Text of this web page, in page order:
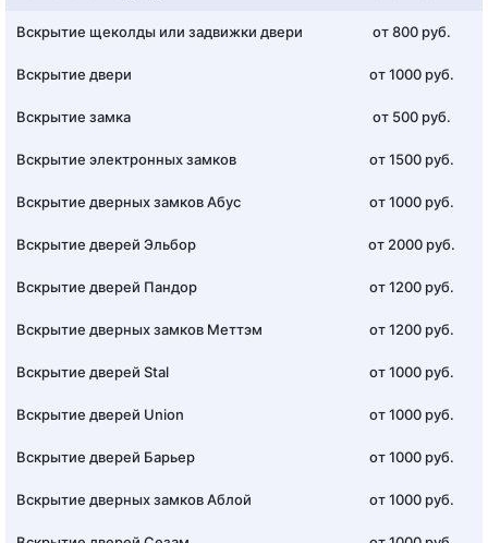
Вскрытие щеколды или задвижки двери от 800 руб.
Вскрытие двери от 1000 руб.
Вскрытие замка от 500 руб.
Вскрытие электронных замков от 1500 руб.
Вскрытие дверных замков Абус от 1000 руб.
Вскрытие дверей Эльбор от 2000 руб.
Вскрытие дверей Пандор от 1200 руб.
Вскрытие дверных замков Меттэм от 1200 руб.
Вскрытие дверей Stal от 1000 руб.
Вскрытие дверей Union от 1000 руб.
Вскрытие дверей Барьер от 1000 руб.
Вскрытие дверных замков Аблой от 1000 руб.